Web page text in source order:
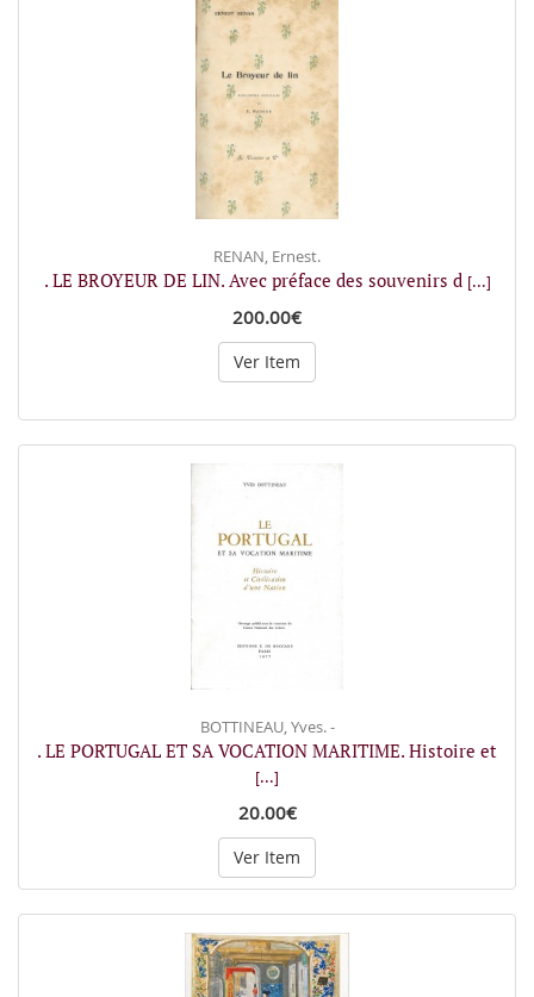
RENAN, Ernest.
. LE BROYEUR DE LIN. Avec préface des souvenirs d [...]
200.00€
Ver Item
BOTTINEAU, Yves. -
. LE PORTUGAL ET SA VOCATION MARITIME. Histoire et
[...]
20.00€
Ver Item